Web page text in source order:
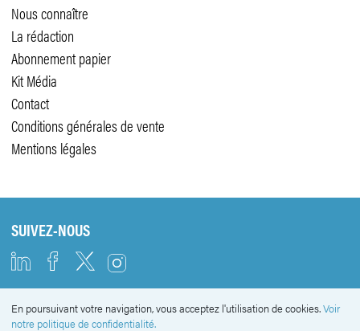
Nous connaître
La rédaction
Abonnement papier
Kit Média
Contact
Conditions générales de vente
Mentions légales
SUIVEZ-NOUS
NEWSLETTER
En poursuivant votre navigation, vous acceptez l'utilisation de cookies.Voir
notre politique de confidentialité.